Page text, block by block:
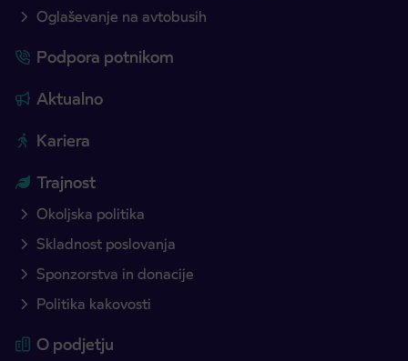
Oglaševanje na avtobusih
Podpora potnikom
Aktualno
Kariera
Trajnost
Okoljska politika
Skladnost poslovanja
Sponzorstva in donacije
Politika kakovosti
O podjetju